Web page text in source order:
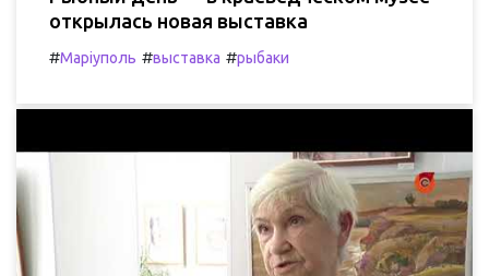
открылась новая выставка
#Маріуполь #выставка #рыбаки